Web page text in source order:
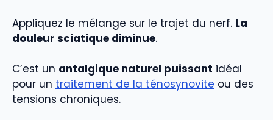
Appliquez le mélange sur le trajet du nerf. La
douleur sciatique diminue.
C’est un antalgique naturel puissant idéal
pour un traitement de la ténosynovite ou des
tensions chroniques.